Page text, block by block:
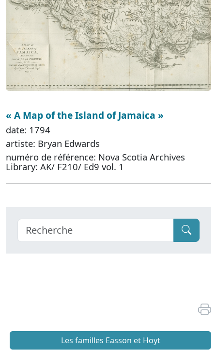
« A Map of the Island of Jamaica »
date: 1794
artiste: Bryan Edwards
numéro de référence: Nova Scotia Archives
Library: AK/ F210/ Ed9 vol. 1
Les familles Easson et Hoyt